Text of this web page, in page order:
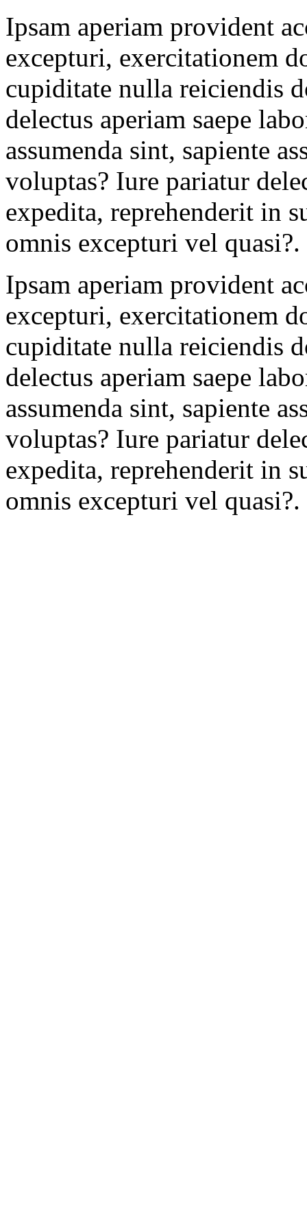
Ipsam aperiam provident
excepturi, exercitationem
cupiditate nulla reiciendis
delectus aperiam saepe
assumenda sint, sapiente
voluptas? Iure pariatur
expedita, reprehenderit in
omnis excepturi vel quasi?.
Ipsam aperiam provident
excepturi, exercitationem
cupiditate nulla reiciendis
delectus aperiam saepe
assumenda sint, sapiente
voluptas? Iure pariatur
expedita, reprehenderit in
omnis excepturi vel quasi?.